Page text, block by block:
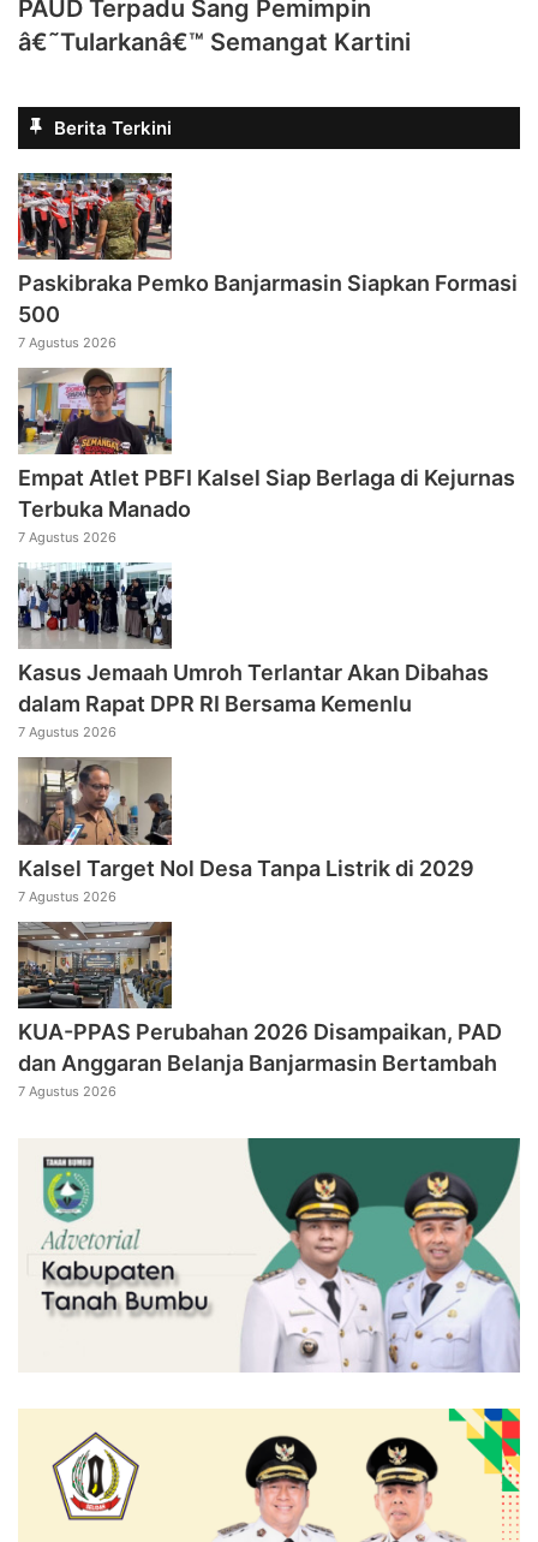
PAUD Terpadu Sang Pemimpin
â€˜Tularkanâ€™ Semangat Kartini
Berita Terkini
Paskibraka Pemko Banjarmasin Siapkan Formasi
500
7 Agustus 2026
Empat Atlet PBFI Kalsel Siap Berlaga di Kejurnas
Terbuka Manado
7 Agustus 2026
Kasus Jemaah Umroh Terlantar Akan Dibahas
dalam Rapat DPR RI Bersama Kemenlu
7 Agustus 2026
Kalsel Target Nol Desa Tanpa Listrik di 2029
7 Agustus 2026
KUA-PPAS Perubahan 2026 Disampaikan, PAD
dan Anggaran Belanja Banjarmasin Bertambah
7 Agustus 2026